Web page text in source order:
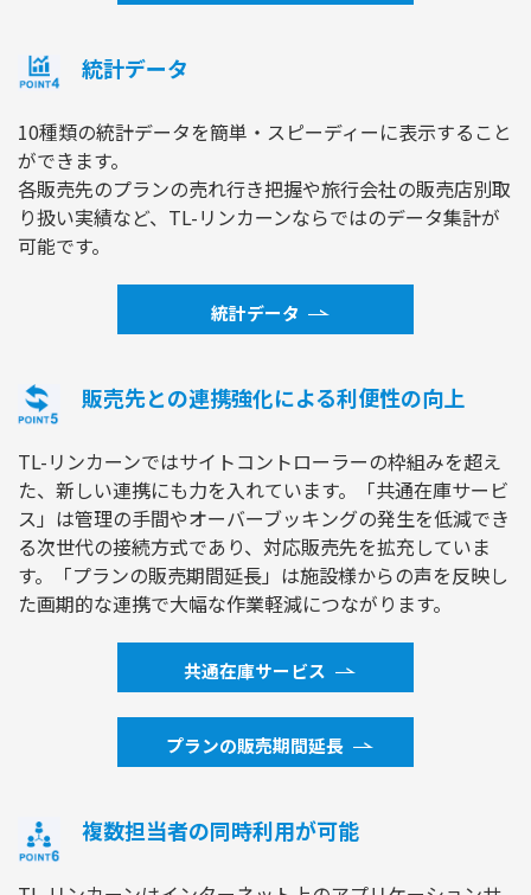
統計データ
10種類の統計データを簡単・スピーディーに表示すること
ができます。
各販売先のプランの売れ行き把握や旅行会社の販売店別取
り扱い実績など、TL-リンカーンならではのデータ集計が
可能です。
統計データ
販売先との連携強化による利便性の向上
TL-リンカーンではサイトコントローラーの枠組みを超え
た、新しい連携にも力を入れています。「共通在庫サービ
ス」は管理の手間やオーバーブッキングの発生を低減でき
る次世代の接続方式であり、対応販売先を拡充していま
す。「プランの販売期間延長」は施設様からの声を反映し
た画期的な連携で大幅な作業軽減につながります。
共通在庫サービス
プランの販売期間延長
複数担当者の同時利用が可能